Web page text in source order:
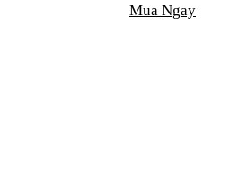
Mua Ngay